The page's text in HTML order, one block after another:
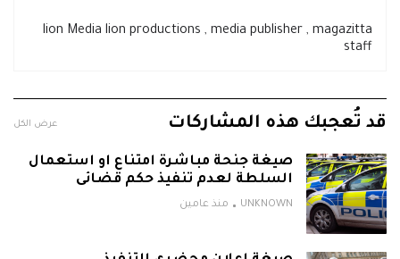
lion Media lion productions , media publisher , magazitta
staff
قد تُعجبك هذه المشاركات عرض الكل
صيغة جنحة مباشرة امتناع او استعمال
السلطة لعدم تنفيذ حكم قضائى
UNKNOWN منذ عامين